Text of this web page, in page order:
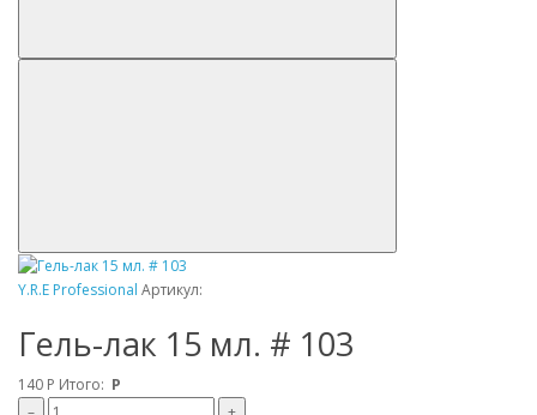
Y.R.E Professional Артикул:
Гель-лак 15 мл. # 103
140 Р Итого: Р